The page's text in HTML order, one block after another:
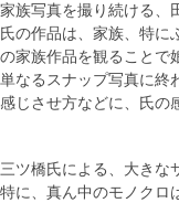
家族写真を撮り続ける、
氏の作品は、家族、特に
の家族作品を観ることで
単なるスナップ写真に終
感じさせ方などに、氏の
三ツ橋氏による、大きな
特に、真ん中のモノクロ